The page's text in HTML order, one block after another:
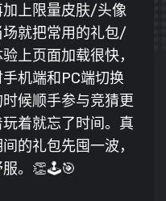
天，而且优惠是真
用体验上整体节奏
上，同时画质清
。再加上世界杯/
氛围拉满，玩起来
总体就是稳、顺、
期放在手机里的那